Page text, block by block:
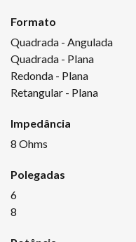
Formato
Quadrada - Angulada
Quadrada - Plana
Redonda - Plana
Retangular - Plana
Impedância
8 Ohms
Polegadas
6
8